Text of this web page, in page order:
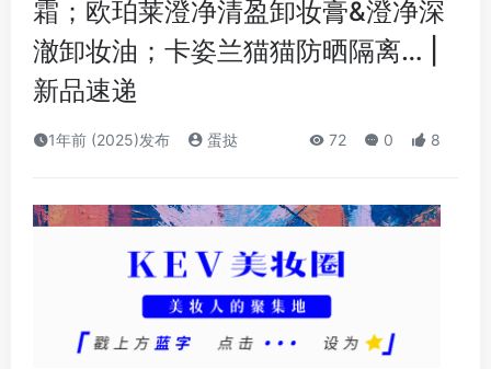
霜；欧珀莱澄净清盈卸妆膏&澄净深
澈卸妆油；卡姿兰猫猫防晒隔离… |
新品速递
1年前 (2025)发布 蛋挞 72 0 8